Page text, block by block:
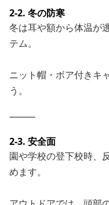
2-2. 冬の防寒
冬は耳や額から体温が
テム。
ニット帽・ボア付きキ
う。
⸻
2-3. 安全面
園や学校の登下校時、
めます。